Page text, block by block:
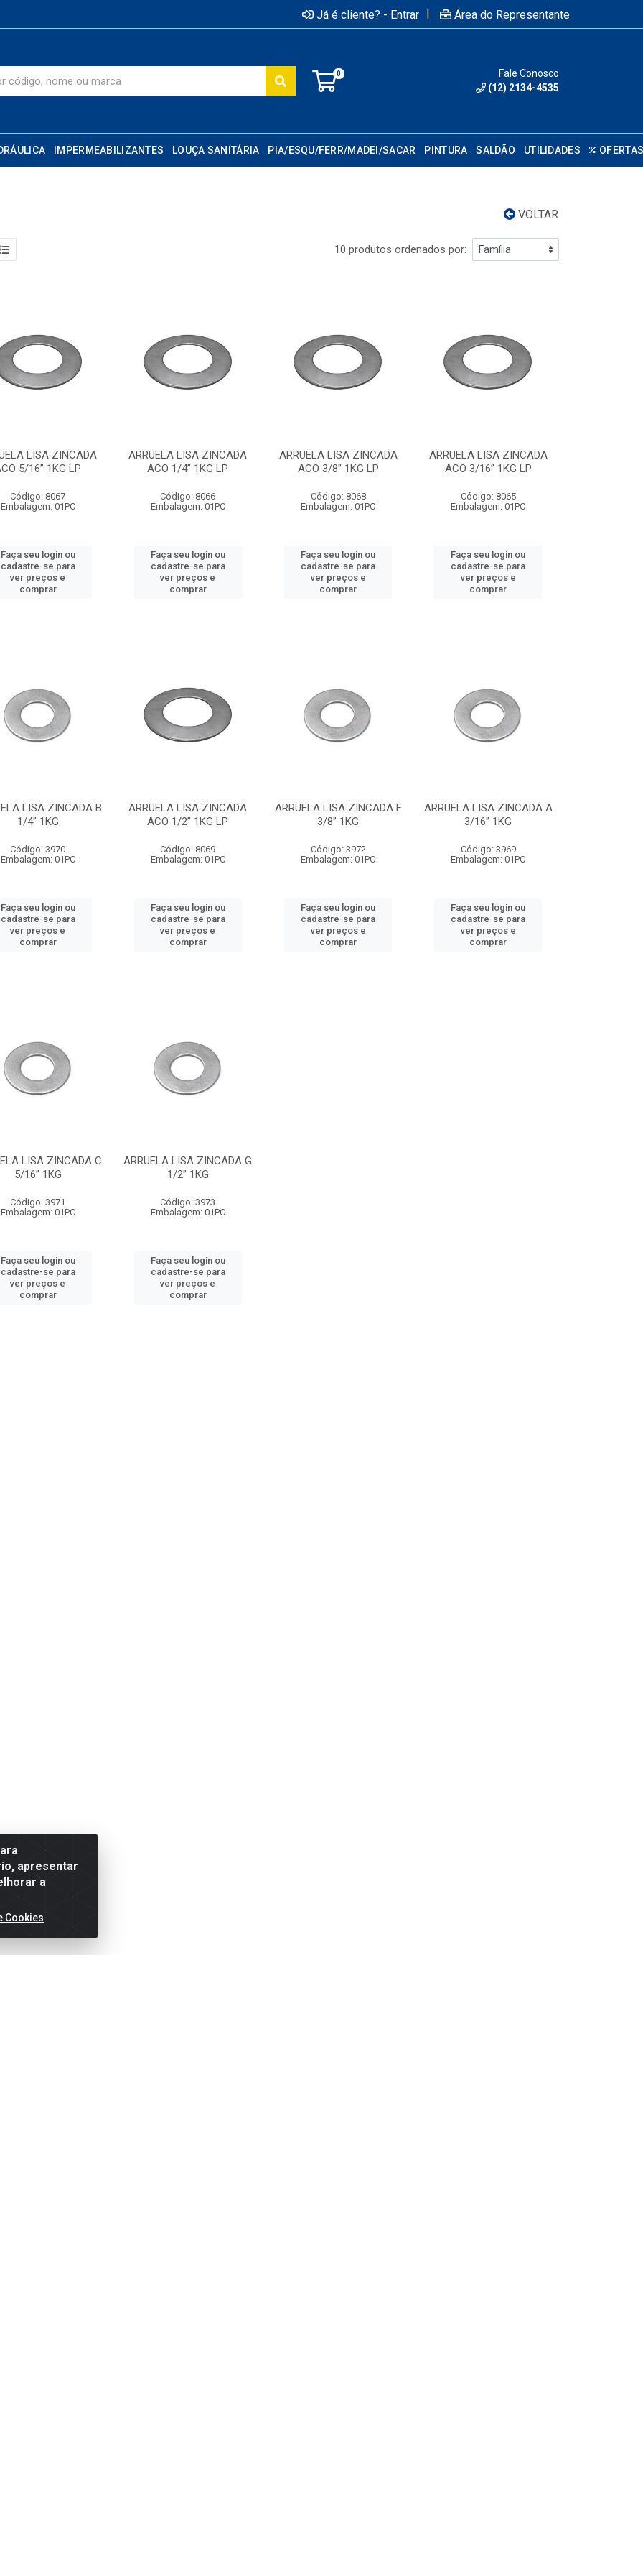
Já é cliente? - Entrar | Área do Representante
0
Fale Conosco
(12) 2134-4535
IMPERMEABILIZANTES LOUÇA SANITÁRIA PIA/ESQU/FERR/MADEI/SACAR PINTURA SALDÃO UTILIDADES
VOLTAR
10 produtos ordenados por:
LISA ZINCADA
5/16” 1KG LP
Código: 8067
Embalagem: 01PC
Faça seu login ou
cadastre-se para
ver preços e
comprar
ARRUELA LISA ZINCADA
ACO 1/4” 1KG LP
Código: 8066
Embalagem: 01PC
Faça seu login ou
cadastre-se para
ver preços e
comprar
ARRUELA LISA ZINCADA
ACO 3/8” 1KG LP
Código: 8068
Embalagem: 01PC
Faça seu login ou
cadastre-se para
ver preços e
comprar
ARRUELA LISA ZINCADA
ACO 3/16” 1KG LP
Código: 8065
Embalagem: 01PC
Faça seu login ou
cadastre-se para
ver preços e
comprar
LISA ZINCADA B
1/4” 1KG
Código: 3970
Embalagem: 01PC
Faça seu login ou
cadastre-se para
ver preços e
comprar
ARRUELA LISA ZINCADA
ACO 1/2” 1KG LP
Código: 8069
Embalagem: 01PC
Faça seu login ou
cadastre-se para
ver preços e
comprar
ARRUELA LISA ZINCADA F
3/8” 1KG
Código: 3972
Embalagem: 01PC
Faça seu login ou
cadastre-se para
ver preços e
comprar
ARRUELA LISA ZINCADA A
3/16” 1KG
Código: 3969
Embalagem: 01PC
Faça seu login ou
cadastre-se para
ver preços e
comprar
LISA ZINCADA C
5/16” 1KG
Código: 3971
Embalagem: 01PC
Faça seu login ou
cadastre-se para
ver preços e
comprar
ARRUELA LISA ZINCADA G
1/2” 1KG
Código: 3973
Embalagem: 01PC
Faça seu login ou
cadastre-se para
ver preços e
comprar
apresentar
a
Cookies